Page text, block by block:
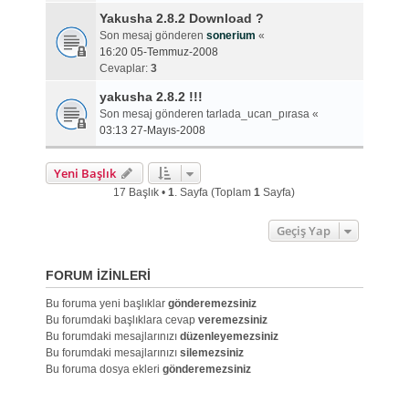
Yakusha 2.8.2 Download ?
Son mesaj gönderen sonerium «
16:20 05-Temmuz-2008
Cevaplar: 3
yakusha 2.8.2 !!!
Son mesaj gönderen tarlada_ucan_pırasa«
03:13 27-Mayıs-2008
Yeni Başlık
17 Başlık •1. Sayfa (Toplam1 Sayfa)
Geçiş Yap
FORUM IZINLERI
Bu foruma yeni başlıklar gönderemezsiniz
Bu forumdaki başlıklara cevap veremezsiniz
Bu forumdaki mesajlarınızı düzenleyemezsiniz
Bu forumdaki mesajlarınızı silemezsiniz
Bu foruma dosya ekleri gönderemezsiniz